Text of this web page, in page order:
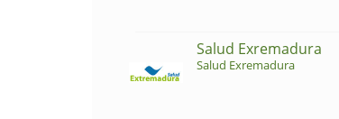
Salud Exremadura
Salud Exremadura